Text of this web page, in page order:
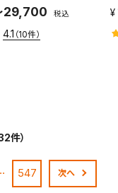
29,700 税込
4.1 （10件）
件）
547 次へ